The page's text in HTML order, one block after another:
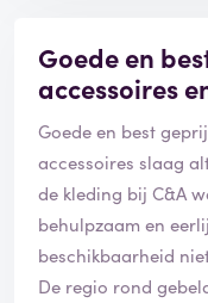
Goede en
accessoires
Goede en best
accessoires slaag
de kleding bij C&A
behulpzaam en
beschikbaarheid
De regio rond